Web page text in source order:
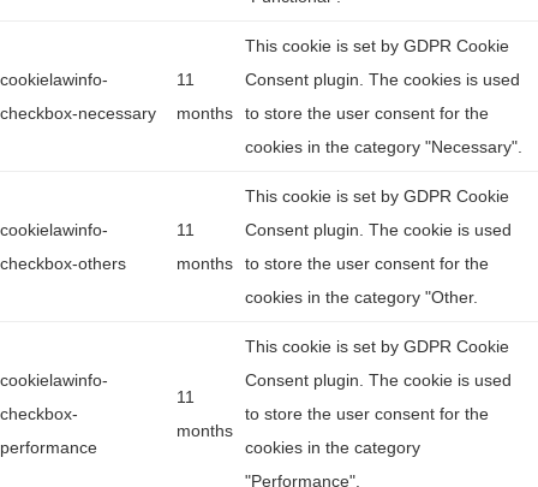
cookielawinfo-
checkbox-necessary
11
months
This cookie is set by GDPR Cookie
Consent plugin. The cookies is used
to store the user consent for the
cookies in the category "Necessary".
cookielawinfo-
checkbox-others
11
months
This cookie is set by GDPR Cookie
Consent plugin. The cookie is used
to store the user consent for the
cookies in the category "Other.
cookielawinfo-
checkbox-
performance
11
months
This cookie is set by GDPR Cookie
Consent plugin. The cookie is used
to store the user consent for the
cookies in the category
"Performance".